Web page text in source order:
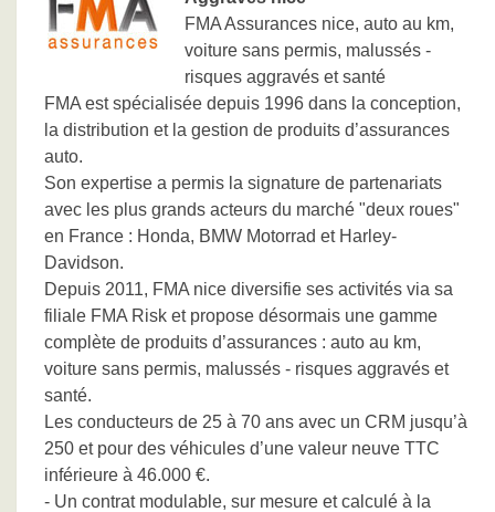
FMA Assurances nice, auto au km,
voiture sans permis, malussés -
risques aggravés et santé
FMA est spécialisée depuis 1996 dans la conception,
la distribution et la gestion de produits d’assurances
auto.
Son expertise a permis la signature de partenariats
avec les plus grands acteurs du marché "deux roues"
en France : Honda, BMW Motorrad et Harley-
Davidson.
Depuis 2011, FMA nice diversifie ses activités via sa
filiale FMA Risk et propose désormais une gamme
complète de produits d’assurances : auto au km,
voiture sans permis, malussés - risques aggravés et
santé.
Les conducteurs de 25 à 70 ans avec un CRM jusqu’à
250 et pour des véhicules d’une valeur neuve TTC
inférieure à 46.000 €.
- Un contrat modulable, sur mesure et calculé à la